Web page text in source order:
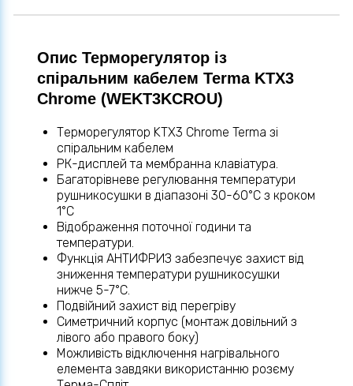
Опис Терморегулятор із
спіральним кабелем Terma KTX3
Chrome (WEKT3KCROU)
Терморегулятор KTX3 Chrome Terma зі
спіральним кабелем
РК-дисплей та мембранна клавіатура.
Багаторівневе регулювання температури
рушникосушки в діапазоні 30-60°C з кроком
1°C
Відображення поточної години та
температури.
Функція АНТИФРИЗ забезпечує захист від
зниження температури рушникосушки
нижче 5-7°C.
Подвійний захист від перегріву
Симетричний корпус (монтаж довільний з
лівого або правого боку)
Можливість відключення нагрівального
елемента завдяки використанню розєму